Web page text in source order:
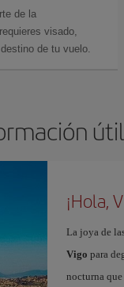
de la
visado,
de tu vuelo.
¡Hola,
La joya de
Vigo para
nocturna